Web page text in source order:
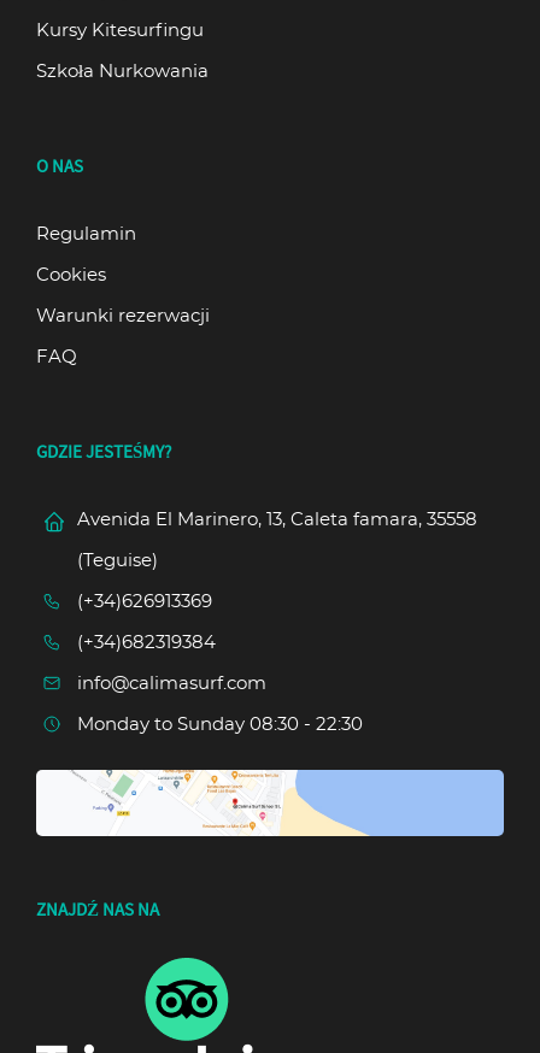
Kursy Kitesurfingu
Szkoła Nurkowania
O NAS
Regulamin
Cookies
Warunki rezerwacji
FAQ
GDZIE JESTEŚMY?
Avenida El Marinero, 13, Caleta famara, 35558
(Teguise)
(+34)626913369
(+34)682319384
info@calimasurf.com
Monday to Sunday 08:30 - 22:30
ZNAJDŹ NAS NA